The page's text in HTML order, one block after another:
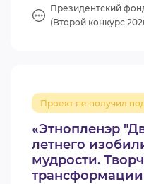
Президентский
(Второй конкурс
«Этнопленэр
летнего
мудрости.
Проект не получил